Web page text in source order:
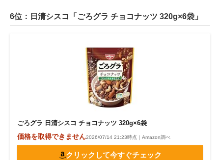
6位：日清シスコ「ごろグラ チョコナッツ 320g×6袋」
ごろグラ 日清シスコ チョコナッツ 320g×6袋
価格を取得できません2026/07/14 21:23時点｜Amazon調べ
クリックして今すぐチェック